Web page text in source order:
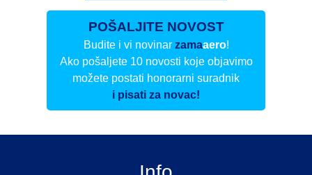
POŠALJITE NOVOST
Budite i vi novinar zamaaero!
Ako pošaljete 10 novosti koje objavimo
možete postati honorarni suradnik
i pisati za novac!